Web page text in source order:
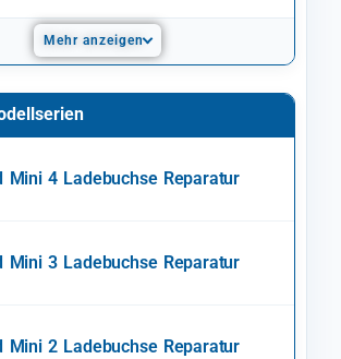
Mehr anzeigen
Mini 4 Ladebuchse Reparatur
Mini 3 Ladebuchse Reparatur
Mini 2 Ladebuchse Reparatur